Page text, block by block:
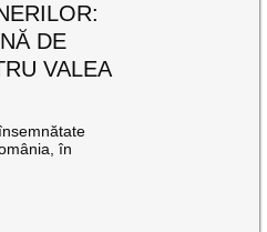
DE
VALEA
în